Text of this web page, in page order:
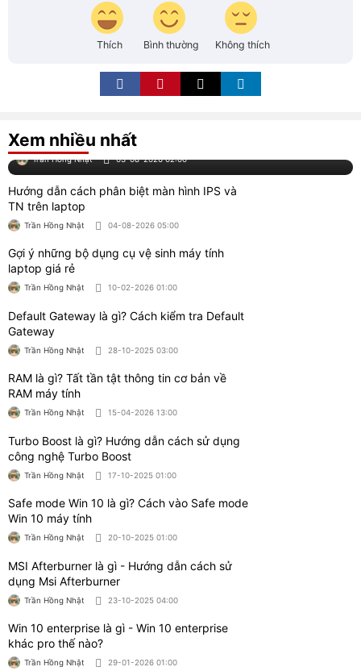
Thích Bình thường Không thích
Xem nhiều nhất
nhu cầu
Trần Hồng Nhật 03-08-2026 02:00
Hướng dẫn cách phân biệt màn hình IPS và
TN trên laptop
Trần Hồng Nhật 04-08-2026 05:00
Gợi ý những bộ dụng cụ vệ sinh máy tính
laptop giá rẻ
Trần Hồng Nhật 10-02-2026 01:00
Default Gateway là gì? Cách kiểm tra Default
Gateway
Trần Hồng Nhật 28-10-2025 03:00
RAM là gì? Tất tần tật thông tin cơ bản về
RAM máy tính
Trần Hồng Nhật 15-04-2026 13:00
Turbo Boost là gì? Hướng dẫn cách sử dụng
công nghệ Turbo Boost
Trần Hồng Nhật 17-10-2025 01:00
Safe mode Win 10 là gì? Cách vào Safe mode
Win 10 máy tính
Trần Hồng Nhật 20-10-2025 01:00
MSI Afterburner là gì - Hướng dẫn cách sử
dụng Msi Afterburner
Trần Hồng Nhật 23-10-2025 04:00
Win 10 enterprise là gì - Win 10 enterprise
khác pro thế nào?
Trần Hồng Nhật 29-01-2026 01:00